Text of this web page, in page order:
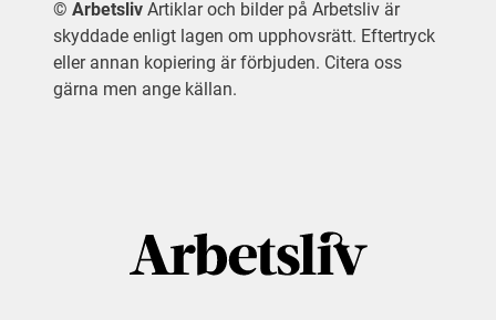
© Arbetsliv Artiklar och bilder på Arbetsliv är
skyddade enligt lagen om upphovsrätt. Eftertryck
eller annan kopiering är förbjuden. Citera oss
gärna men ange källan.